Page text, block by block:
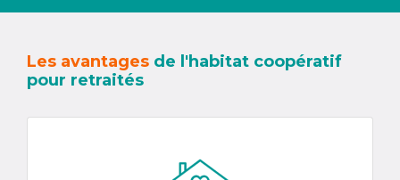
Les avantages de l'habitat coopératif
pour retraités